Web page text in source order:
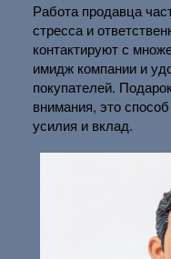
Работа продавца
стресса и
контактируют с
имидж компании и
покупателей.
внимания, это
усилия и вклад.